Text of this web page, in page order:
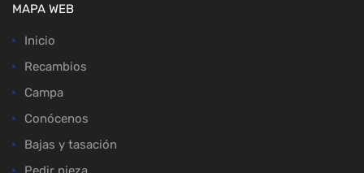
MAPA WEB
Inicio
Recambios
Campa
Conócenos
Bajas y tasación